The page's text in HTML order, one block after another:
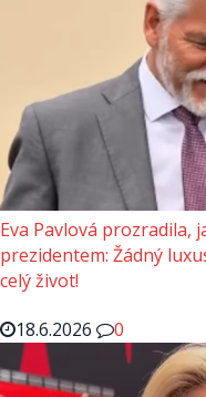
Eva Pavlová prozradila,
prezidentem: Žádný
celý život!
18.6.2026
0